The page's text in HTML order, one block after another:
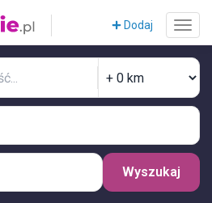
Dodaj
Wyszukaj